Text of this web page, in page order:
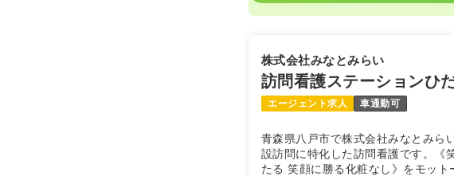
株式会社みなとみらい
訪問看護ステーションひ
エージェント求人 車通勤可
青森県八戸市で株式会社みなとみら
設訪問に特化した訪問看護です。《
たる 笑顔に勝る化粧なし》をモット